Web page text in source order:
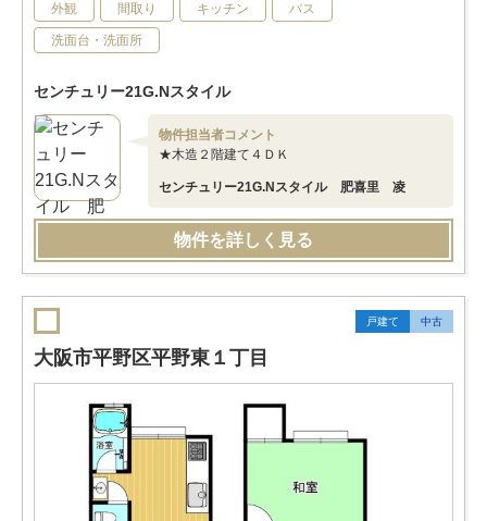
外観 間取り キッチン バス
洗面台・洗面所
センチュリー21G.Nスタイル
物件担当者コメント
★木造２階建て４ＤＫ
センチュリー21G.Nスタイル 肥喜里 凌
物件を詳しく見る
戸建て 中古
大阪市平野区平野東１丁目